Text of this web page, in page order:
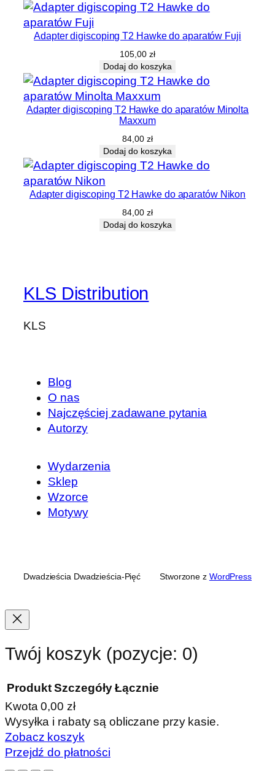
Adapter digiscoping T2 Hawke do aparatów Fuji
105,00 zł
Dodaj do koszyka
Adapter digiscoping T2 Hawke do aparatów Minolta
Maxxum
84,00 zł
Dodaj do koszyka
Adapter digiscoping T2 Hawke do aparatów Nikon
84,00 zł
Dodaj do koszyka
KLS Distribution
KLS
Blog
O nas
Najczęściej zadawane pytania
Autorzy
Wydarzenia
Sklep
Wzorce
Motywy
Dwadzieścia Dwadzieścia-Pięć Stworzone z WordPress
Twój koszyk (pozycje: 0)
Produkty
w
koszyku
Produkt Szczegóły Łącznie
Kwota0,00 zł
Wysyłka i rabaty są obliczane przy kasie.
Zobacz koszyk
Przejdź do płatności